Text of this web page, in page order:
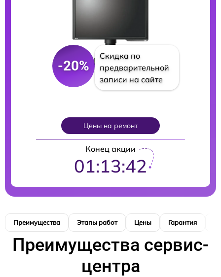
-20%
Скидка по
предварительной
записи на сайте
Цены на ремонт
Конец акции
01:13:41
Преимущества Этапы работ Цены Гарантия
Преимущества сервис-
центра